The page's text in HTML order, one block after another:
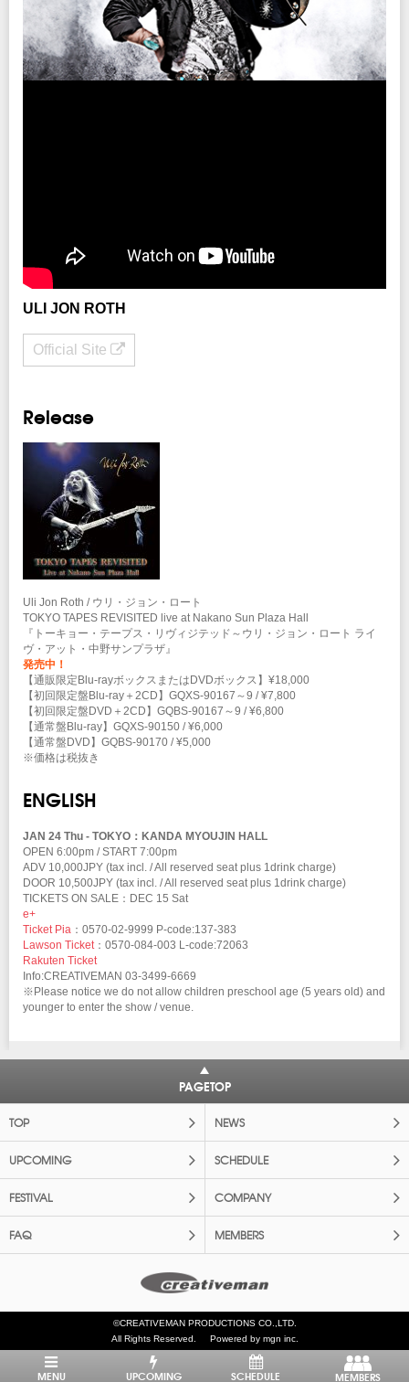
楽天チケット
期間：12/9 (日) 12：00～12/13 (木) 23：59
プレイガイド
イープラス
クリエイティブマン：03-3499-6669
企画・制作・招聘：クリエイティブマンプロダクション
ULI JON ROTH
Official Site
Release
Uli Jon Roth / ウリ・ジョン・ロート
TOKYO TAPES REVISITED live at Nakano Sun Plaza Hall
『トーキョー・テープス・リヴィジテッド～ウリ・ジョン・ロート ライ
ヴ・アット・中野サンプラザ』
発売中！
【通販限定Blu-rayボックスまたはDVDボックス】¥18,000
【初回限定盤Blu-ray＋2CD】GQXS-90167～9 / ¥7,800
【初回限定盤DVD＋2CD】GQBS-90167～9 / ¥6,800
【通常盤Blu-ray】GQXS-90150 / ¥6,000
【通常盤DVD】GQBS-90170 / ¥5,000
※価格は税抜き
ENGLISH
JAN 24 Thu - TOKYO：KANDA MYOUJIN HALL
OPEN 6:00pm / START 7:00pm
ADV 10,000JPY (tax incl. / All reserved seat plus 1drink charge)
DOOR 10,500JPY (tax incl. / All reserved seat plus 1drink charge)
TICKETS ON SALE：DEC 15 Sat
e+
Ticket Pia ：0570-02-9999 P-code:137-383
Lawson Ticket：0570-084-003 L-code:72063
Rakuten Ticket
Info:CREATIVEMAN 03-3499-6669
※Please notice we do not allow children preschool age (5 years old) and
younger to enter the show / venue.
PAGETOP
TOP NEWS
UPCOMING SCHEDULE
FESTIVAL COMPANY
FAQ MEMBERS
©CREATIVEMAN PRODUCTIONS CO.,LTD.
All Rights Reserved.
Powered by mgn inc.
MENU UPCOMING SCHEDULE MEMBERS